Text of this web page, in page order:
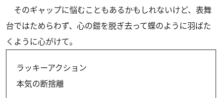
そのギャップに悩むこともあるかもしれないけど、表舞
台ではためらわず、心の鎧を脱ぎ去って蝶のように羽ばた
くように心がけて。
ラッキーアクション
本気の断捨離